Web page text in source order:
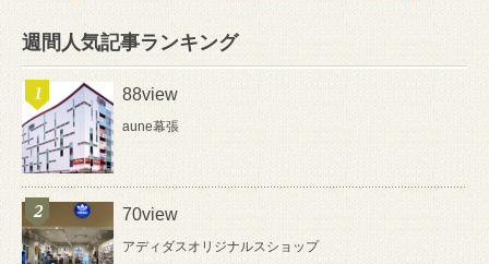
週間人気記事ランキング
88view
aune幕張
70view
アディダスオリジナルスショップ